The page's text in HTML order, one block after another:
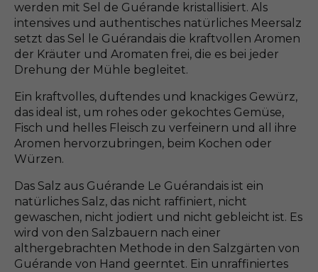
werden mit Sel de Guérande kristallisiert. Als
intensives und authentisches natürliches Meersalz
setzt das Sel le Guérandais die kraftvollen Aromen
der Kräuter und Aromaten frei, die es bei jeder
Drehung der Mühle begleitet.
Ein kraftvolles, duftendes und knackiges Gewürz,
das ideal ist, um rohes oder gekochtes Gemüse,
Fisch und helles Fleisch zu verfeinern und all ihre
Aromen hervorzubringen, beim Kochen oder
Würzen.
Das Salz aus Guérande Le Guérandais ist ein
natürliches Salz, das nicht raffiniert, nicht
gewaschen, nicht jodiert und nicht gebleicht ist. Es
wird von den Salzbauern nach einer
althergebrachten Methode in den Salzgärten von
Guérande von Hand geerntet. Ein unraffiniertes